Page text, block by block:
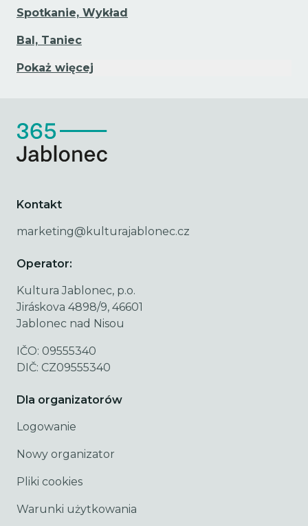
Spotkanie, Wykład
Bal, Taniec
Pokaż więcej
Kontakt
marketing@kulturajablonec.cz
Operator:
Kultura Jablonec, p.o.
Jiráskova 4898/9, 46601
Jablonec nad Nisou
IČO: 09555340
DIČ: CZ09555340
Dla organizatorów
Logowanie
Nowy organizator
Pliki cookies
Warunki użytkowania